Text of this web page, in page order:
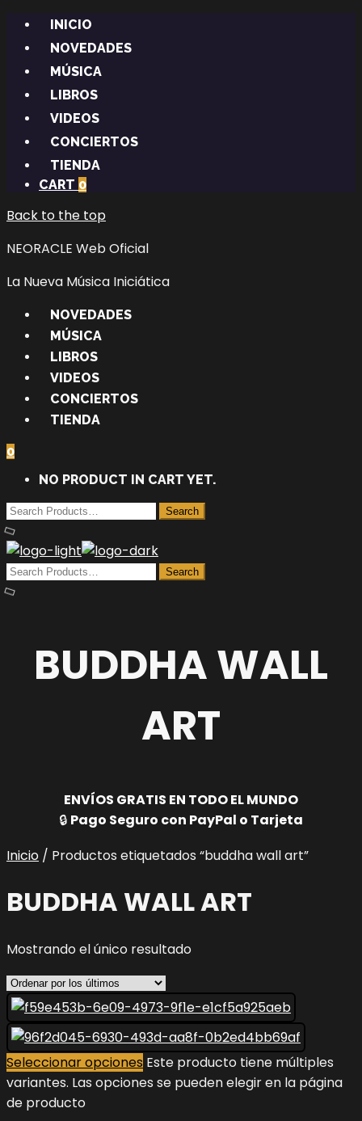
INICIO
NOVEDADES
MÚSICA
LIBROS
VIDEOS
CONCIERTOS
TIENDA
CART 0
Back to the top
NEORACLE Web Oficial
La Nueva Música Iniciática
NOVEDADES
MÚSICA
LIBROS
VIDEOS
CONCIERTOS
TIENDA
0
NO PRODUCT IN CART YET.
BUDDHA WALL
ART
ENVÍOS GRATIS EN TODO EL MUNDO
🔒 Pago Seguro con PayPal o Tarjeta
Inicio / Productos etiquetados “buddha wall art”
BUDDHA WALL ART
Mostrando el único resultado
Seleccionar opciones Este producto tiene múltiples
variantes. Las opciones se pueden elegir en la página
de producto